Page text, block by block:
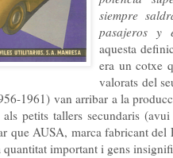
siempre
pasajeros y
aquesta
era un cotxe
valorats del
1961) van arribar a la
als petits tallers secundaris
que AUSA, marca fabricant
quantitat important i gens